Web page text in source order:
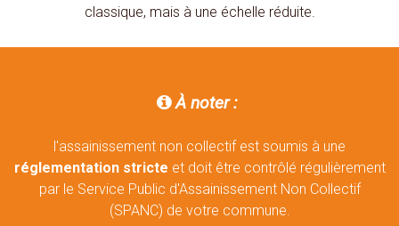
classique, mais à une échelle réduite.
À noter :
l'assainissement non collectif est soumis à une
réglementation stricte et doit être contrôlé régulièrement
par le Service Public d'Assainissement Non Collectif
(SPANC) de votre commune.